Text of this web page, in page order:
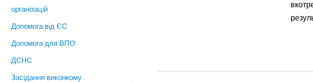
організацій
Допомога від ЄС
Допомога для ВПО
ДСНС
Засідання виконкому